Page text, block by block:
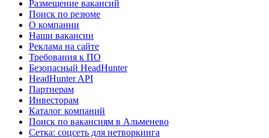
Размещение вакансий
Поиск по резюме
О компании
Наши вакансии
Реклама на сайте
Требования к ПО
Безопасный HeadHunter
HeadHunter API
Партнерам
Инвесторам
Каталог компаний
Поиск по вакансиям в Альменево
Сетка: соцсеть для нетворкинга